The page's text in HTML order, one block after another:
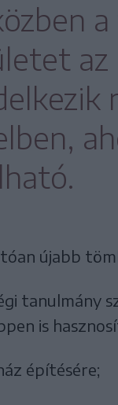
az
újabb
tanulmány
is
építésére;